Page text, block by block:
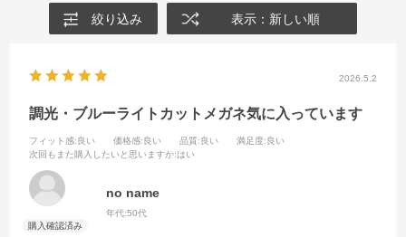
絞り込み 表示：新しい順
2026.5.2
調光・ブルーライトカットメガネ気に入っています
フィット感:良い 価格感:良い 品質:良い 満足度:良い
次回もまた購入したいと思いますか:はい
no name
年代:50代